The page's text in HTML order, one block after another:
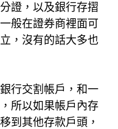
證，以及銀行存摺
般在證券商裡面可
，沒有的話大多也
行交割帳戶，和一
所以如果帳戶內存
到其他存款戶頭，